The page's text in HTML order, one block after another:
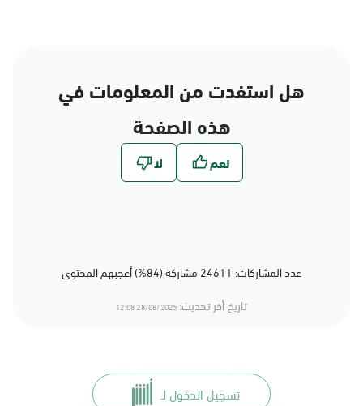
هل استفدت من المعلومات في
هذه الصفحة
عدد المشاركات: 24611 مشاركة (84%) أعجبهم المحتوى
تاريخ أخر تحديث: 28/08/2025 12:08
تسجيل الدخول لـ